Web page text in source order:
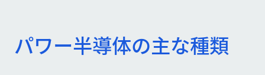
パワー半導体の主な種類